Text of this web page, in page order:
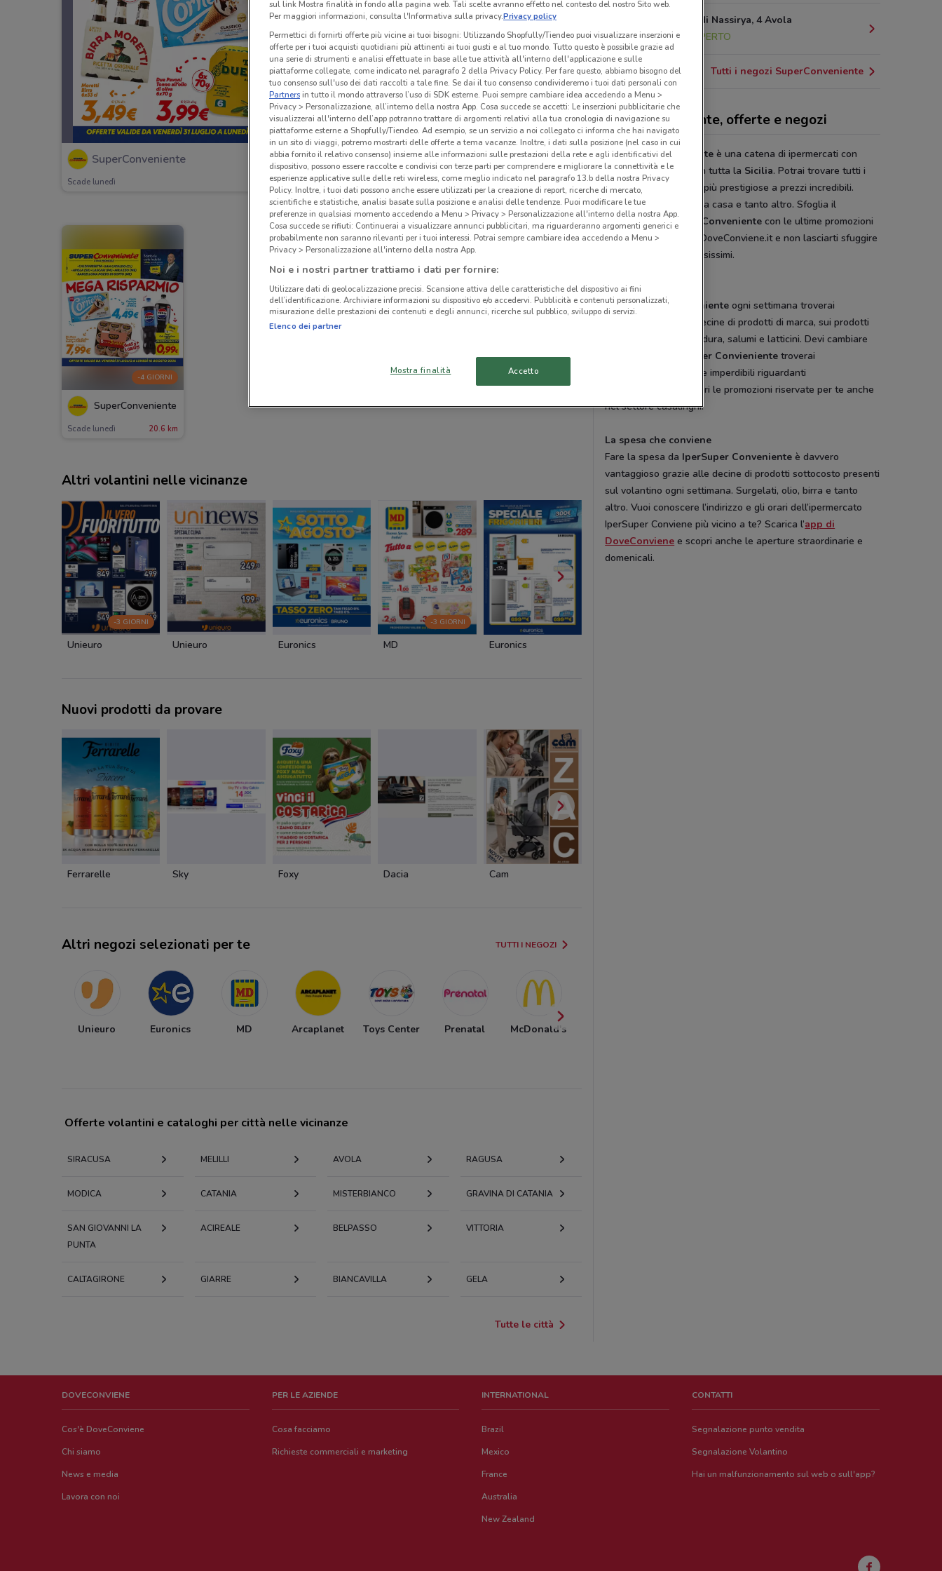
SuperConveniente
Scade lunedì 1.5 km
-4 GIORNI
SuperConveniente
Scade lunedì 20.6 km
Altri volantini nelle vicinanze
-3 GIORNI
Unieuro Unieuro Euronics
-3 GIORNI
MD Euronics
Nuovi prodotti da provare
Ferrarelle Sky Foxy Dacia Cam
Altri negozi selezionati per te TUTTI I NEGOZI
Unieuro Euronics MD Arcaplanet Toys Center Prenatal McDonald's
Offerte volantini e cataloghi per città nelle vicinanze
SIRACUSA MELILLI AVOLA RAGUSA
MODICA CATANIA MISTERBIANCO GRAVINA DI CATANIA
SAN GIOVANNI LA
PUNTA
ACIREALE BELPASSO VITTORIA
CALTAGIRONE GIARRE BIANCAVILLA GELA
Tutte le città
Via Caduti di Nassirya, 4 Avola
20.6 km
APERTO
Tutti i negozi SuperConveniente
SuperConveniente, offerte e negozi
Ipersuper Conveniente è una catena di ipermercati con
cinque punti vendita in tutta la Sicilia. Potrai trovare tutti i
prodotti delle marche più prestigiose a prezzi incredibili.
Alimentari, pulizia della casa e tanto altro. Sfoglia il
volantino Ipersuper Convenientecon le ultime promozioni
direttamente sul sito DoveConviene.it e non lasciarti sfuggire
le offerte a prezzi bassissimi.
Sconti fino al 50%
DaIpersuper Conveniente ogni settimana troverai
imperdibili sconti su decine di prodotti di marca, sui prodotti
del banco frutta e verdura, salumi e latticini. Devi cambiare
Ipersuper Convieniente troverai
periodicamente offerte imperdibili riguardanti
elettrodomestici. Scopri le promozioni riservate per te anche
nel settore casalinghi.
La spesa che conviene
Fare la spesa da IperSuper Conveniente è davvero
vantaggioso grazie alle decine di prodotti sottocosto presenti
sul volantino ogni settimana. Surgelati, olio, birra e tanto
altro. Vuoi conoscere l’indirizzo e gli orari dell’ipermercato
IperSuper Conviene più vicino a te? Scarica l’app di
DoveConviene e scopri anche le aperture straordinarie e
domenicali.
DOVECONVIENE
Cos'è DoveConviene
Chi siamo
News e media
Lavora con noi
PER LE AZIENDE
Cosa facciamo
Richieste commerciali e marketing
INTERNATIONAL
Brazil
Mexico
France
Australia
New Zealand
CONTATTI
Segnalazione punto vendita
Segnalazione Volantino
Hai un malfunzionamento sul web o sull'app?
sul link Mostra finalità in fondo alla pagina web. Tali scelte avranno effetto nel contesto del nostro Sito web.
Per maggiori informazioni, consulta l'Informativa sulla privacy.Privacy policy
Permettici di fornirti offerte più vicine ai tuoi bisogni: Utilizzando Shopfully/Tiendeo puoi visualizzare inserzioni e
offerte per i tuoi acquisti quotidiani più attinenti ai tuoi gusti e al tuo mondo. Tutto questo è possibile grazie ad
una serie di strumenti e analisi effettuate in base alle tue attività all'interno dell'applicazione e sulle
piattaforme collegate, come indicato nel paragrafo 2 della Privacy Policy. Per fare questo, abbiamo bisogno del
tuo consenso sull'uso dei dati raccolti a tale fine. Se dai il tuo consenso condivideremo i tuoi dati personali con
Partnersin tutto il mondo attraverso l’uso di SDK esterne. Puoi sempre cambiare idea accedendo a Menu >
Privacy > Personalizzazione, all’interno della nostra App. Cosa succede se accetti: Le inserzioni pubblicitarie che
visualizzerai all'interno dell’app potranno trattare di argomenti relativi alla tua cronologia di navigazione su
piattaforme esterne a Shopfully/Tiendeo. Ad esempio, se un servizio a noi collegato ci informa che hai navigato
in un sito di viaggi, potremo mostrarti delle offerte a tema vacanze. Inoltre, i dati sulla posizione (nel caso in cui
abbia fornito il relativo consenso) insieme alle informazioni sulle prestazioni della rete e agli identificativi del
dispositivo, possono essere raccolte e condivisi con terze parti per comprendere e migliorare la connettività e le
esperienze applicative sulle delle reti wireless, come meglio indicato nel paragrafo 13.b della nostra Privacy
Policy. Inoltre, i tuoi dati possono anche essere utilizzati per la creazione di report, ricerche di mercato,
scientifiche e statistiche, analisi basate sulla posizione e analisi delle tendenze. Puoi modificare le tue
preferenze in qualsiasi momento accedendo a Menu > Privacy > Personalizzazione all'interno della nostra App.
Cosa succede se rifiuti: Continuerai a visualizzare annunci pubblicitari, ma riguarderanno argomenti generici e
probabilmente non saranno rilevanti per i tuoi interessi. Potrai sempre cambiare idea accedendo a Menu >
Privacy > Personalizzazione all'interno della nostra App.
Noi e i nostri partner trattiamo i dati per fornire:
Utilizzare dati di geolocalizzazione precisi. Scansione attiva delle caratteristiche del dispositivo ai fini
dell’identificazione. Archiviare informazioni su dispositivo e/o accedervi. Pubblicità e contenuti personalizzati,
misurazione delle prestazioni dei contenuti e degli annunci, ricerche sul pubblico, sviluppo di servizi.
Elenco dei partner
Mostra finalità Accetto